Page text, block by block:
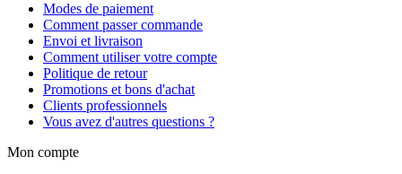
Modes de paiement
Comment passer commande
Envoi et livraison
Comment utiliser votre compte
Politique de retour
Promotions et bons d'achat
Clients professionnels
Vous avez d'autres questions ?
Mon compte